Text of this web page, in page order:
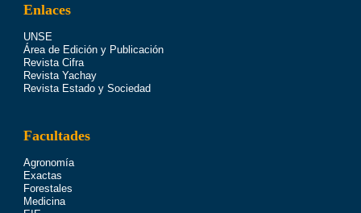
Enlaces
UNSE
Área de Edición y Publicación
Revista Cifra
Revista Yachay
Revista Estado y Sociedad
Facultades
Agronomía
Exactas
Forestales
Medicina